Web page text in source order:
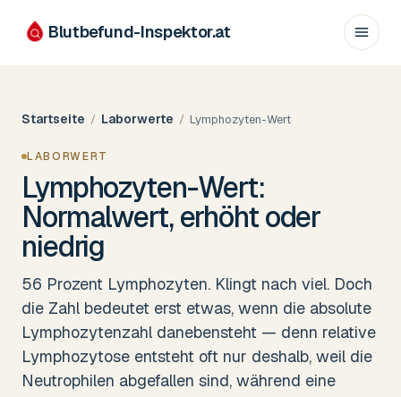
Blutbefund-Inspektor.at
Startseite / Laborwerte / Lymphozyten-Wert
LABORWERT
Lymphozyten-Wert:
Normalwert, erhöht oder
niedrig
56 Prozent Lymphozyten. Klingt nach viel. Doch
die Zahl bedeutet erst etwas, wenn die absolute
Lymphozytenzahl danebensteht — denn relative
Lymphozytose entsteht oft nur deshalb, weil die
Neutrophilen abgefallen sind, während eine